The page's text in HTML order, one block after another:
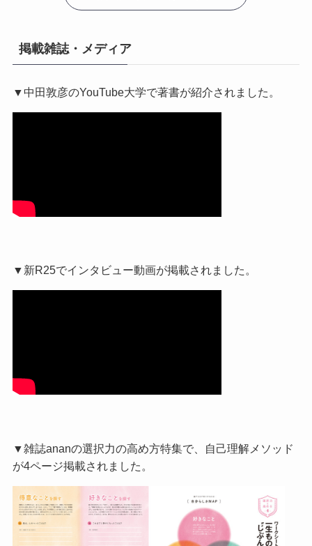
掲載雑誌・メディア
▼中田敦彦のYouTube大学で著書が紹介されました。
▼新R25でインタビュー動画が掲載されました。
▼雑誌ananの選択力の高め方特集で、自己理解メソッド
が4ページ掲載されました。